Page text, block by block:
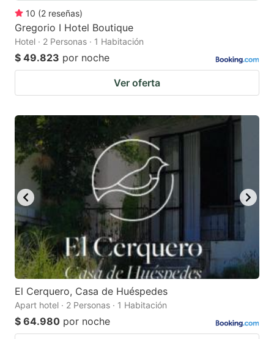
10 (2 reseñas)
Gregorio I Hotel Boutique
Hotel · 2 Personas · 1 Habitación
$ 49.823 por noche
Ver oferta
El Cerquero, Casa de Huéspedes
Apart hotel · 2 Personas · 1 Habitación
$ 64.980 por noche